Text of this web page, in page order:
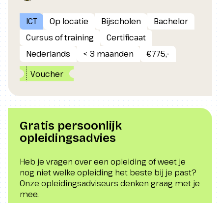
ICT Op locatie Bijscholen
Bachelor
Cursus of training
Certificaat
Nederlands
< 3 maanden
€775,-
Voucher
Gratis persoonlijk
opleidingsadvies
Heb je vragen over een opleiding of weet je
nog niet welke opleiding het beste bij je past?
Onze opleidingsadviseurs denken graag met je
mee.